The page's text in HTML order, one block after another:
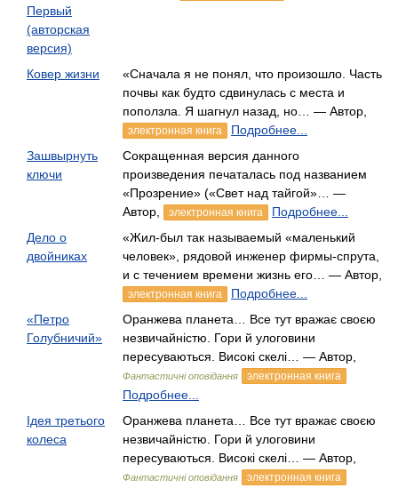
Первый
(авторская
версия)
Ковер жизни
«Сначала я не понял, что произошло. Часть
почвы как будто сдвинулась с места и
поползла. Я шагнул назад, но… — Автор,
электронная книга
Подробнее...
Зашвырнуть
ключи
Сокращенная версия данного
произведения печаталась под названием
«Прозрение» («Свет над тайгой»… —
Автор,
электронная книга
Подробнее...
Дело о
двойниках
«Жил-был так называемый «маленький
человек», рядовой инженер фирмы-спрута,
и с течением времени жизнь его… — Автор,
электронная книга
Подробнее...
«Петро
Голубничий»
Оранжева планета… Все тут вражає своєю
незвичайністю. Гори й улоговини
пересуваються. Високі скелі… — Автор,
Фантастичні оповідання электронная книга
Подробнее...
Ідея третього
колеса
Оранжева планета… Все тут вражає своєю
незвичайністю. Гори й улоговини
пересуваються. Високі скелі… — Автор,
Фантастичні оповідання электронная книга